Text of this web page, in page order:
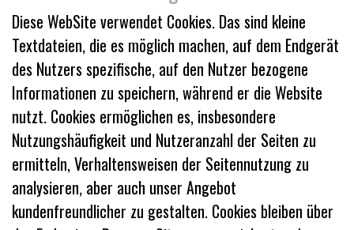
Diese WebSite verwendet Cookies. Das sind kleine
Textdateien, die es möglich machen, auf dem Endgerät
des Nutzers spezifische, auf den Nutzer bezogene
Informationen zu speichern, während er die Website
nutzt. Cookies ermöglichen es, insbesondere
Nutzungshäufigkeit und Nutzeranzahl der Seiten zu
ermitteln, Verhaltensweisen der Seitennutzung zu
analysieren, aber auch unser Angebot
kundenfreundlicher zu gestalten. Cookies bleiben über